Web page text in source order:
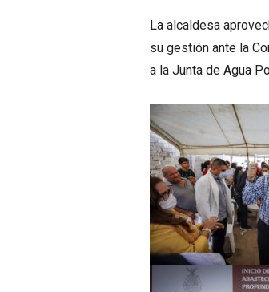
La alcaldesa
su gestión ante la
a la Junta de Agua